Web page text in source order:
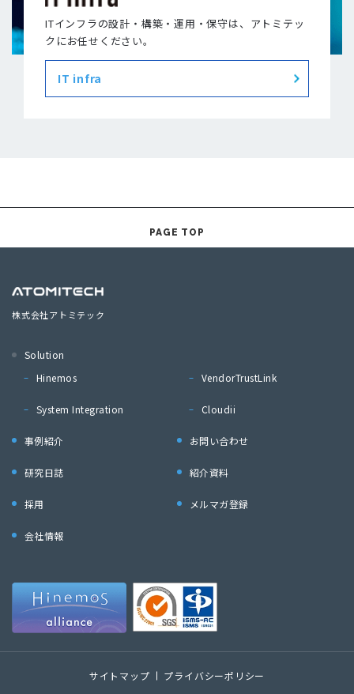
ITインフラの設計・構築・運用・保守は、アトミテッ
クにお任せください。
IT infra
PAGE TOP
株式会社アトミテック
Solution
Hinemos
VendorTrustLink
System Integration Cloudii
事例紹介
研究日誌
採用
会社情報
お問い合わせ
紹介資料
メルマガ登録
サイトマップ プライバシーポリシー